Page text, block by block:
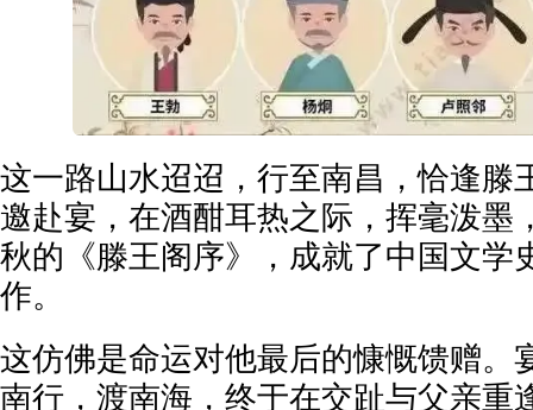
这一路山水迢迢，行至南昌，恰逢滕
邀赴宴，在酒酣耳热之际，挥毫泼墨
秋的《滕王阁序》，成就了中国文学
作。
这仿佛是命运对他最后的慷慨馈赠。
南行，渡南海，终于在交趾与父亲重